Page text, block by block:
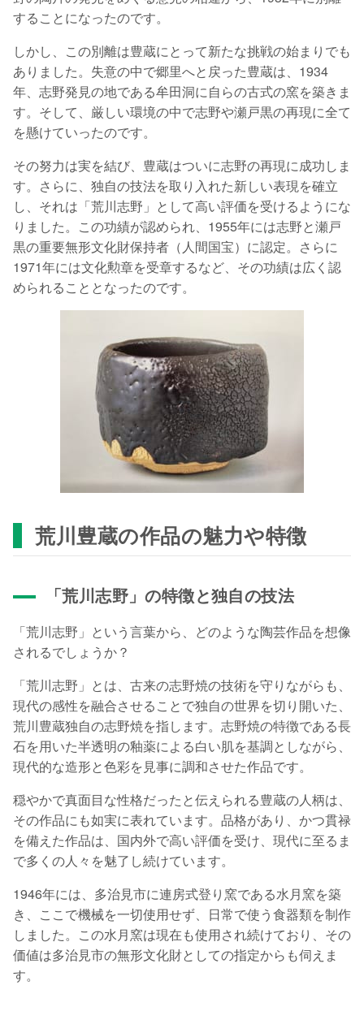
することになったのです。
しかし、この別離は豊蔵にとって新たな挑戦の始まりでも
ありました。失意の中で郷里へと戻った豊蔵は、1934
年、志野発見の地である牟田洞に自らの古式の窯を築きま
す。そして、厳しい環境の中で志野や瀬戸黒の再現に全て
を懸けていったのです。
その努力は実を結び、豊蔵はついに志野の再現に成功しま
す。さらに、独自の技法を取り入れた新しい表現を確立
し、それは「荒川志野」として高い評価を受けるようにな
りました。この功績が認められ、1955年には志野と瀬戸
黒の重要無形文化財保持者（人間国宝）に認定。さらに
1971年には文化勲章を受章するなど、その功績は広く認
められることとなったのです。
荒川豊蔵の作品の魅力や特徴
「荒川志野」の特徴と独自の技法
「荒川志野」という言葉から、どのような陶芸作品を想像
されるでしょうか？
「荒川志野」とは、古来の志野焼の技術を守りながらも、
現代の感性を融合させることで独自の世界を切り開いた、
荒川豊蔵独自の志野焼を指します。志野焼の特徴である長
石を用いた半透明の釉薬による白い肌を基調としながら、
現代的な造形と色彩を見事に調和させた作品です。
穏やかで真面目な性格だったと伝えられる豊蔵の人柄は、
その作品にも如実に表れています。品格があり、かつ貫禄
を備えた作品は、国内外で高い評価を受け、現代に至るま
で多くの人々を魅了し続けています。
1946年には、多治見市に連房式登り窯である水月窯を築
き、ここで機械を一切使用せず、日常で使う食器類を制作
しました。この水月窯は現在も使用され続けており、その
価値は多治見市の無形文化財としての指定からも伺えま
す。